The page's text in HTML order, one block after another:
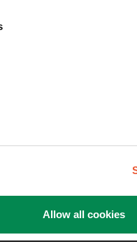
Allow all cookies
Sie